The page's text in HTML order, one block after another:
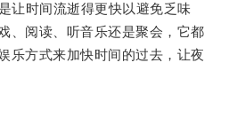
时间流逝得更快以避免乏味
、阅读、听音乐还是聚会，它都
乐方式来加快时间的过去，让夜